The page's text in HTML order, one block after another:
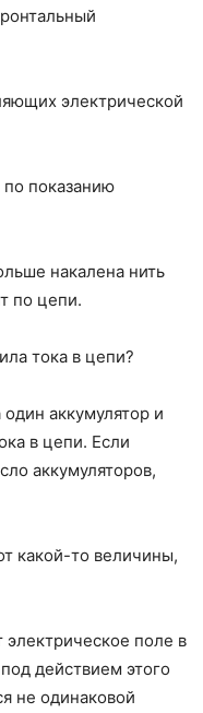
электрической
по показанию
накалена нить
по цепи.
тока в цепи?
аккумулятор и
в цепи. Если
аккуму­ляторов,
какой-то величины,
электрическое поле в
действием этого
не одинаковой